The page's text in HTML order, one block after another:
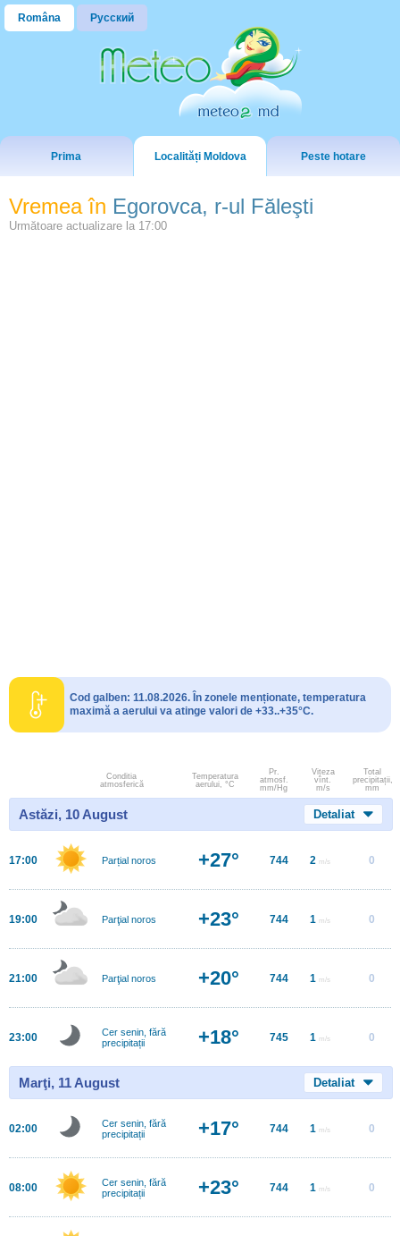
Româna Русский
Prima Localități Moldova Peste hotare
Vremea în Egorovca, r-ul Făleşti
Următoare actualizare la 17:00
Cod galben: 11.08.2026. În zonele menționate, temperatura
maximă a aerului va atinge valori de +33..+35°C.
Conditia
atmosferică
Temperatura
aerului, °C
Pr.
atmosf.
mm/Hg
Viteza
vînt.
m/s
Total
precipitații,
mm
Astăzi, 10 August Detaliat
17:00 Parțial noros +27° 744 2 m/s 0
19:00 Parţial noros +23° 744 1 m/s 0
21:00 Parţial noros +20° 744 1 m/s 0
23:00
Cer senin, fără
precipitații
+18° 745 1 m/s 0
Marţi, 11 August Detaliat
02:00
Cer senin, fără
precipitații
+17° 744 1 m/s 0
08:00
Cer senin, fără
precipitații
+23° 744 1 m/s 0